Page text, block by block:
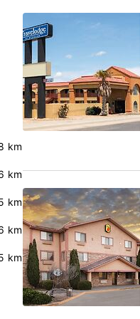
km
km
km
km
km